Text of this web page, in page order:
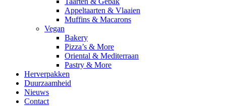
Appeltaarten & Vlaaien
Muffins & Macarons
Vegan
Bakery
Pizza’s & More
Oriental & Mediterraan
Pastry & More
Herverpakken
Duurzaamheid
Nieuws
Contact